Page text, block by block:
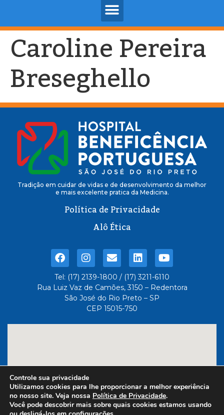
Caroline Pereira
Breseghello
Tradição em cuidar de vidas e de desenvolvimento da melhor
e mais excelente pratica da Medicina.
Política de Privacidade
Alô Ética
Tel: (17) 2139-1800 / (17) 3211-6110
Rua Luiz Vaz de Camões, 3150 – Redentora
São José do Rio Preto – SP
CEP 15015-750
Controle sua privacidade
Utilizamos cookies para lhe proporcionar a melhor experiência
no nosso site. Veja nossa Política de Privacidade.
Você pode descobrir mais sobre quais cookies estamos usando